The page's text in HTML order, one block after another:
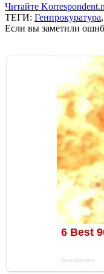
Читайте
ТЕГИ: Генпрокуратура,
Если вы заметили